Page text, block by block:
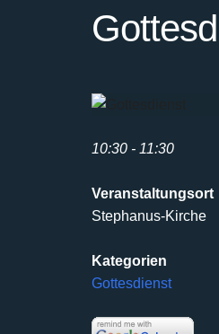
10:30 - 11:30
Veranstaltungsort
Stephanus-Kirche
Kategorien
Gottesdienst